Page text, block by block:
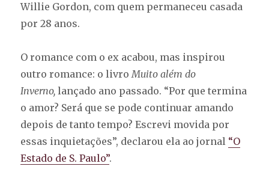
Willie Gordon, com quem permaneceu casada
por 28 anos.
O romance com o ex acabou, mas inspirou
outro romance: o livroMuito além do
Inverno,lançado ano passado. “Por que termina
o amor? Será que se pode continuar amando
depois de tanto tempo? Escrevi movida por
essas inquietações”, declarou ela ao jornal “O
Estado de S. Paulo”.